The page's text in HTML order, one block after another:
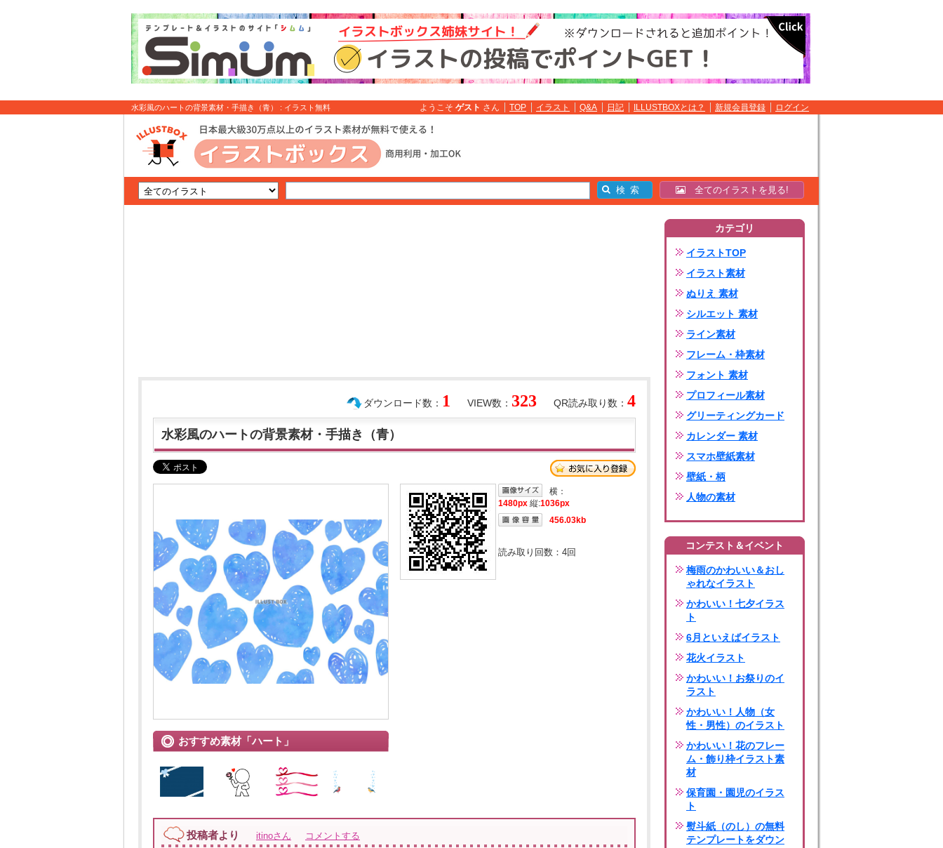
水彩風のハートの背景素材・手描き（青） : イラスト無料 ようこそ ゲスト さん TOP イラスト Q&A 日記 ILLUSTBOXとは？ 新規会員登録 ログイン
全てのイラストを見る!
QR読み取り数： 4
VIEW数： 323
ダウンロード数： 1
水彩風のハートの背景素材・手描き（青）
おすすめ素材「ハート」
横：
1480px 縦:1036px
456.03kb
読み取り回数： 4回
投稿者より itinoさん コメントする
カテゴリ
イラストTOP
イラスト素材
ぬりえ 素材
シルエット 素材
ライン素材
フレーム・枠素材
フォント 素材
プロフィール素材
グリーティングカード
カレンダー 素材
スマホ壁紙素材
壁紙・柄
人物の素材
コンテスト＆イベント
梅雨のかわいい＆おし
ゃれなイラスト
かわいい！七夕イラス
ト
6月といえばイラスト
花火イラスト
かわいい！お祭りのイ
ラスト
かわいい！人物（女
性・男性）のイラスト
かわいい！花のフレー
ム・飾り枠イラスト素
材
保育園・園児のイラス
ト
熨斗紙（のし）の無料
テンプレートをダウン